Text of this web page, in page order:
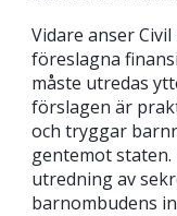
Vidare anser
föreslagna
måste utredas
förslagen är
och tryggar
gentemot
utredning av
barnombudens